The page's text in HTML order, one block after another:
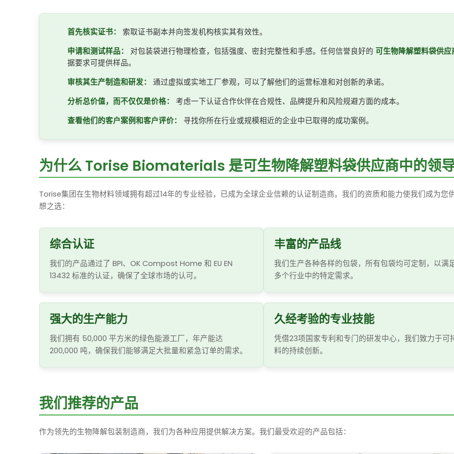
首先核实证书：
索取证书副本并向签发机构核实其有效性。
申请和测试样品：
对包装袋进行物理检查，包括强度、密封完整性和手感。任何信誉良好的 可生物降解塑料袋供应
据要求可提供样品。
审核其生产制造和研发：
通过虚拟或实地工厂参观，可以了解他们的运营标准和对创新的承诺。
分析总价值，而不仅仅是价格：
考虑一下认证合作伙伴在合规性、品牌提升和风险规避方面的成本。
查看他们的客户案例和客户评价：
寻找你所在行业或规模相近的企业中已取得的成功案例。
为什么 Torise Biomaterials 是可生物降解塑料袋供应商中的领
Torise集团在生物材料领域拥有超过14年的专业经验，已成为全球企业信赖的认证制造商。我们的资质和能力使我们成为您
想之选：
综合认证
我们的产品通过了 BPI、OK Compost Home 和 EU EN
13432 标准的认证，确保了全球市场的认可。
强大的生产能力
我们拥有 50,000 平方米的绿色能源工厂，年产能达
200,000 吨，确保我们能够满足大批量和紧急订单的需求。
丰富的产品线
我们生产各种各样的包袋，所有包袋均可定制，以满
多个行业中的特定需求。
久经考验的专业技能
凭借23项国家专利和专门的研发中心，我们致力于可
料的持续创新。
我们推荐的产品
作为领先的生物降解包装制造商，我们为各种应用提供解决方案。我们最受欢迎的产品包括：